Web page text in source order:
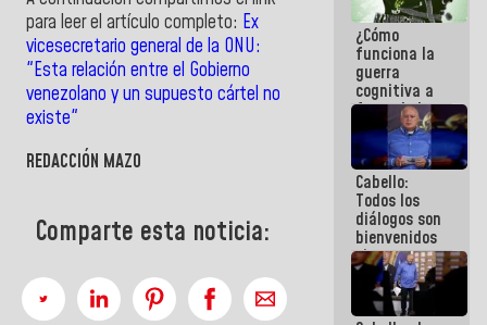
para leer el artículo completo: Ex
vicesecretario general de la ONU:
"Esta relación entre el Gobierno
venezolano y un supuesto cártel no
existe"
REDACCIÓN MAZO
Comparte esta noticia:
ahorro
energético
¿Cómo
funciona la
guerra
cognitiva a
favor de la
narrativa
hegemónica?
(1)
Cabello:
Todos los
diálogos son
bienvenidos
siempre que
estén en el
marco de la
Constitución